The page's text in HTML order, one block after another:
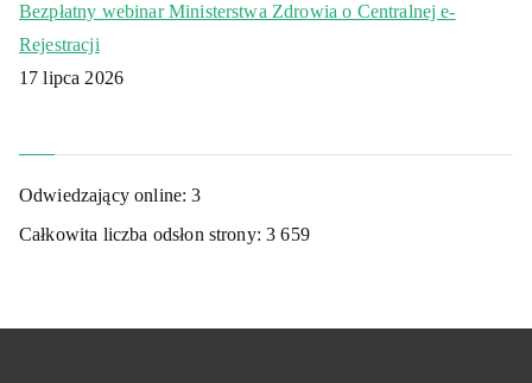
Bezpłatny webinar Ministerstwa Zdrowia o Centralnej e-
Rejestracji
17 lipca 2026
Odwiedzający online:3
Całkowita liczba odsłon strony:3 659